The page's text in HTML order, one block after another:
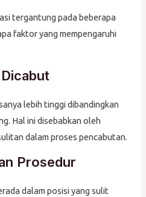
tergantung pada beberapa
faktor yang mempengaruhi
lebih tinggi dibandingkan
Hal ini disebabkan oleh
dalam proses pencabutan.
Prosedur
dalam posisi yang sulit